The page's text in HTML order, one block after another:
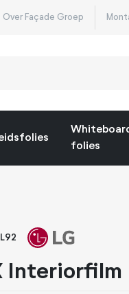
Over Façade Groep
folies
Interiorfilm